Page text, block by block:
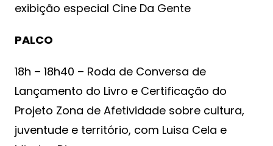
exibição especial Cine Da Gente
PALCO
18h – 18h40 – Roda de Conversa de
Lançamento do Livro e Certificação do
Projeto Zona de Afetividade sobre cultura,
juventude e território, com Luisa Cela e